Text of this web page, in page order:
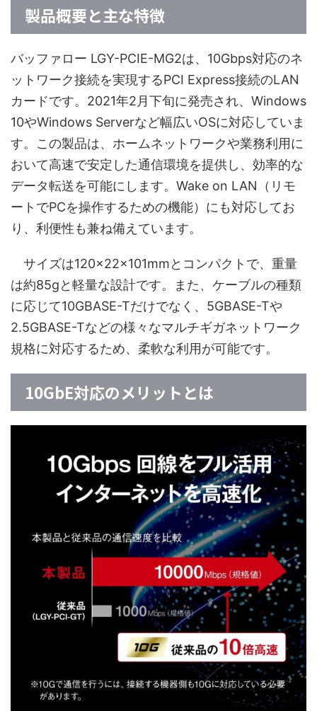
製品概要と主な特徴
バッファロー LGY-PCIE-MG2は、10Gbps対応のネ
ットワーク接続を実現するPCI Express接続のLAN
カードです。2021年2月下旬に発売され、Windows
10やWindows Serverなど幅広いOSに対応していま
す。この製品は、ホームネットワークや業務利用に
おいて高速で安定した通信環境を提供し、効率的な
データ転送を可能にします。Wake on LAN（リモ
ートでPCを操作するための機能）にも対応してお
り、利便性も兼ね備えています。
サイズは120×22×101mmとコンパクトで、重量
は約85gと軽量な設計です。また、ケーブルの種類
に応じて10GBASE-Tだけでなく、5GBASE-Tや
2.5GBASE-Tなどの様々なマルチギガネットワーク
規格に対応するため、柔軟な利用が可能です。
10GbE対応のメリットとは